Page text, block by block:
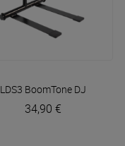
LDS3 BoomTone DJ
34,90 €